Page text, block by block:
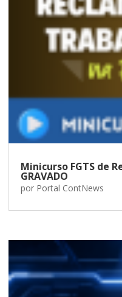
Minicurso FGTS de
GRAVADO
por Portal ContNews